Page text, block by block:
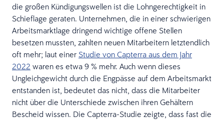
die großen Kündigungswellen ist die Lohngerechtigkeit in
Schieflage geraten. Unternehmen, die in einer schwierigen
Arbeitsmarktlage dringend wichtige offene Stellen
besetzen mussten, zahlten neuen Mitarbeitern letztendlich
oft mehr; laut einer Studie von Capterra aus dem Jahr
2022 waren es etwa 9 % mehr. Auch wenn dieses
Ungleichgewicht durch die Engpässe auf dem Arbeitsmarkt
entstanden ist, bedeutet das nicht, dass die Mitarbeiter
nicht über die Unterschiede zwischen ihren Gehältern
Bescheid wissen. Die Capterra-Studie zeigte, dass fast die